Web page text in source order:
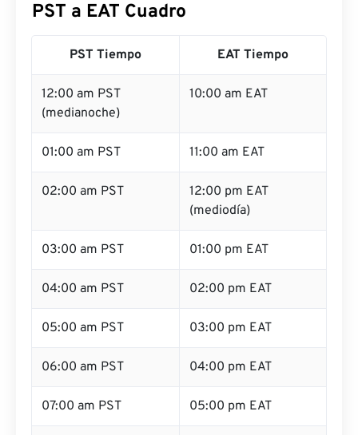
PST a EAT Cuadro
PST Tiempo EAT Tiempo
12:00 am PST
(medianoche)
10:00 am EAT
01:00 am PST 11:00 am EAT
02:00 am PST
12:00 pm EAT
(mediodía)
03:00 am PST 01:00 pm EAT
04:00 am PST 02:00 pm EAT
05:00 am PST 03:00 pm EAT
06:00 am PST 04:00 pm EAT
07:00 am PST 05:00 pm EAT